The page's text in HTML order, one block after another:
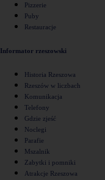
Pizzerie
Puby
Restauracje
Informator rzeszowski
Historia Rzeszowa
Rzeszów w liczbach
Komunikacja
Telefony
Gdzie zjeść
Noclegi
Parafie
Mszalnik
Zabytki i pomniki
Atrakcje Rzeszowa